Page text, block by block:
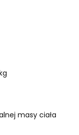
masy ciała